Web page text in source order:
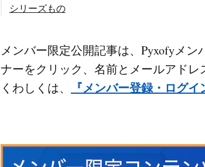
シリーズもの
メンバー限定公開記事は、Pyxofyメ
ナーをクリック、名前とメールアド
くわしくは、
『メンバー登録・ログイ